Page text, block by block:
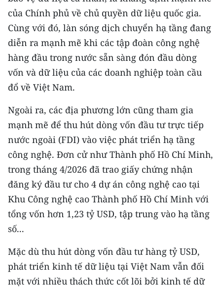
của Chính phủ về chủ quyền dữ liệu quốc gia.
Cùng với đó, làn sóng dịch chuyển hạ tầng đang
diễn ra mạnh mẽ khi các tập đoàn công nghệ
hàng đầu trong nước sẵn sàng đón đầu dòng
vốn và dữ liệu của các doanh nghiệp toàn cầu
đổ về Việt Nam.
Ngoài ra, các địa phương lớn cũng tham gia
mạnh mẽ để thu hút dòng vốn đầu tư trực tiếp
nước ngoài (FDI) vào việc phát triển hạ tầng
công nghệ. Đơn cử như Thành phố Hồ Chí Minh,
trong tháng 4/2026 đã trao giấy chứng nhận
đăng ký đầu tư cho 4 dự án công nghệ cao tại
Khu Công nghệ cao Thành phố Hồ Chí Minh với
tổng vốn hơn 1,23 tỷ USD, tập trung vào hạ tầng
số...
Mặc dù thu hút dòng vốn đầu tư hàng tỷ USD,
phát triển kinh tế dữ liệu tại Việt Nam vẫn đối
mặt với nhiều thách thức cốt lõi bởi kinh tế dữ